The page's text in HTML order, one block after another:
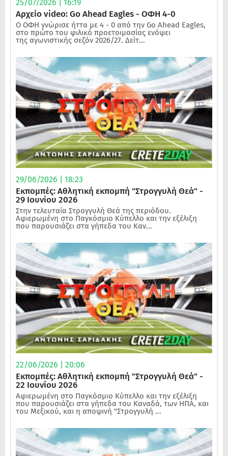
25/07/2026 | 16:19
Αρχείο video: Go Ahead Eagles - ΟΦΗ 4-0
Ο ΟΦΗ γνώρισε ήττα με 4 - 0 από την Go Ahead Eagles,
στο πρώτο του φιλικό προετοιμασίας ενόψει
της αγωνιστικής σεζόν 2026/27. Δείτ...
29/06/2026 | 18:23
Εκπομπές: Αθλητική εκπομπή "Στρογγυλή Θεά" -
29 Ιουνίου 2026
Στην τελευταία Στρογγυλή Θεά της περιόδου.
Αφιερωμένη στο Παγκόσμιο Κύπελλο και την εξέλιξη
που παρουσιάζει στα γήπεδα του Καν...
22/06/2026 | 20:06
Εκπομπές: Αθλητική εκπομπή "Στρογγυλή Θεά" -
22 Ιουνίου 2026
Αφιερωμένη στο Παγκόσμιο Κύπελλο και την εξέλιξη
που παρουσιάζει στα γήπεδα του Καναδά, των ΗΠΑ, και
του Μεξικού, και η αποψινή "Στρογγυλή ...